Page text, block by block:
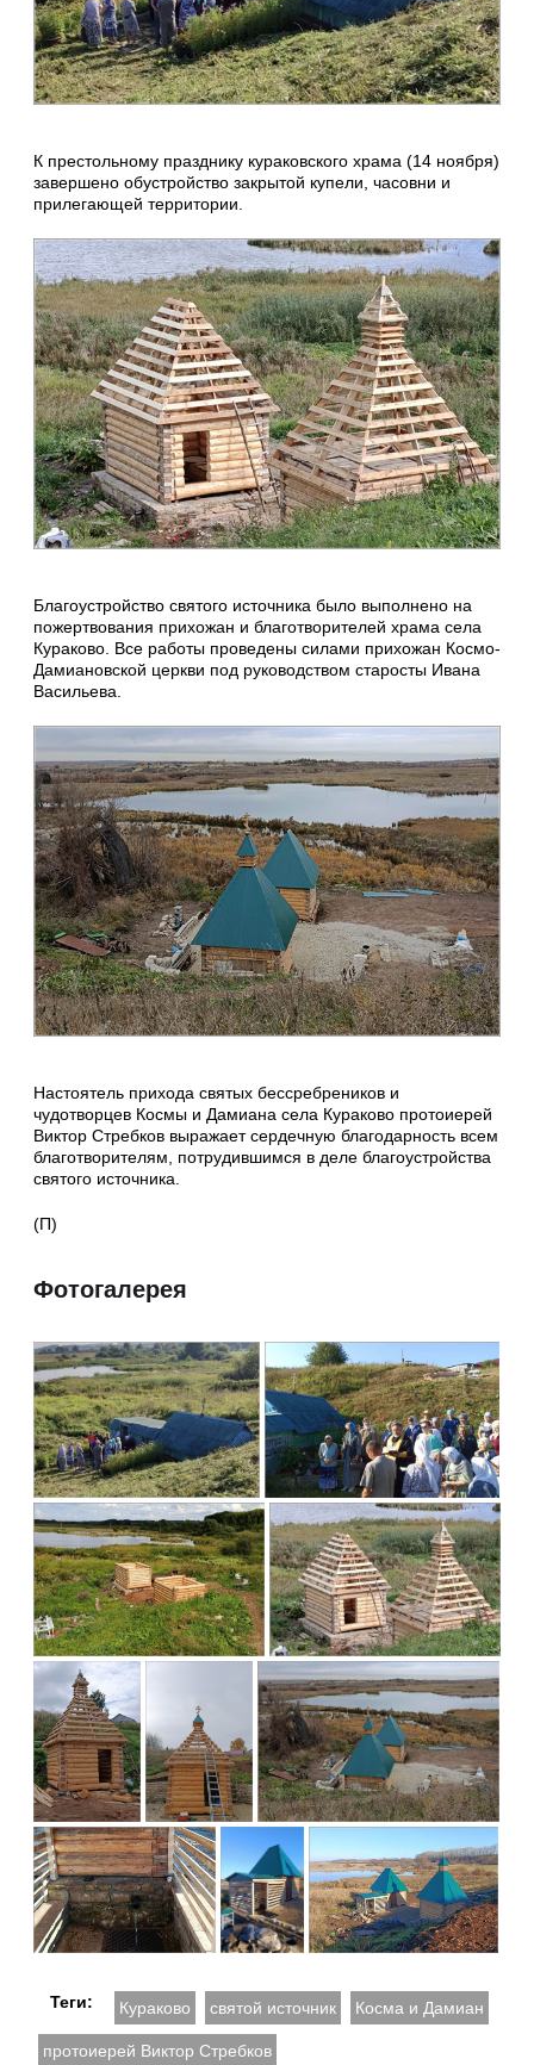
К престольному празднику кураковского храма (14 ноября)
завершено обустройство закрытой купели, часовни и
прилегающей территории.
Благоустройство святого источника было выполнено на
пожертвования прихожан и благотворителей храма села
Кураково. Все работы проведены силами прихожан Космо-
Дамиановской церкви под руководством старосты Ивана
Васильева.
Настоятель прихода святых бессребреников и
чудотворцев Космы и Дамиана села Кураково протоиерей
Виктор Стребков выражает сердечную благодарность всем
благотворителям, потрудившимся в деле благоустройства
святого источника.
(П)
Фотогалерея
Теги: Кураково святой источник Косма и Дамиан
протоиерей Виктор Стребков